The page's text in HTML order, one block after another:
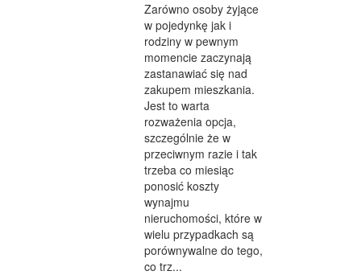
Zarówno osoby żyjące
w pojedynkę jak i
rodziny w pewnym
momencie zaczynają
zastanawiać się nad
zakupem mieszkania.
Jest to warta
rozważenia opcja,
szczególnie że w
przeciwnym razie i tak
trzeba co miesiąc
ponosić koszty
wynajmu
nieruchomości, które w
wielu przypadkach są
porównywalne do tego,
co trz...